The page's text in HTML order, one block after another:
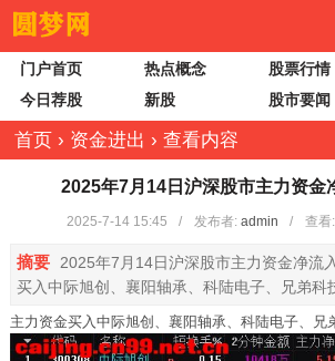
门户首页 热点概念 股票行情
今日荐股
新股 股市要闻
首页 › 资金进出 › 查看内容
2025年7月14日沪深股市主力资金
2025-7-14 15:45 / 发布者:admin / 查
摘要
2025年7月14日沪深股市主力资金净流
买入中际旭创、襄阳轴承、科陆电子、兄弟科
主力资金买入中际旭创、襄阳轴承、科陆电子、兄